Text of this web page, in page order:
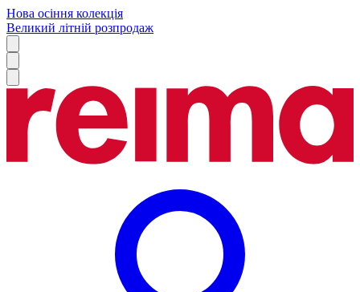
Нова осіння колекція
Великий літній розпродаж